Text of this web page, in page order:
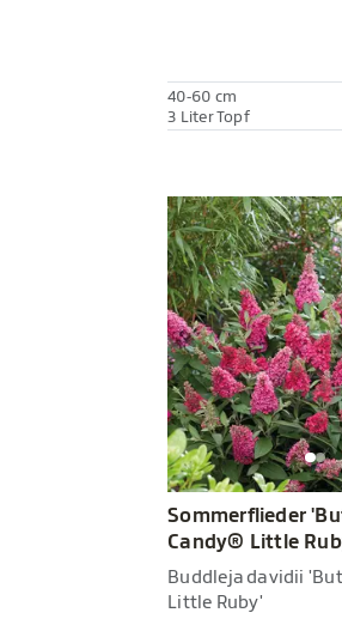
40-60 cm
3 Liter Topf
Sommerflieder
Candy® Little
Buddleja davidii
Little Ruby'